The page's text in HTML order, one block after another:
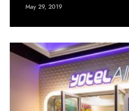
May 29, 2019